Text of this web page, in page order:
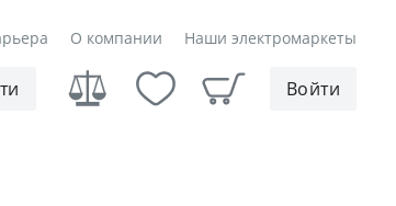
О компании Наши электромаркеты
Войти